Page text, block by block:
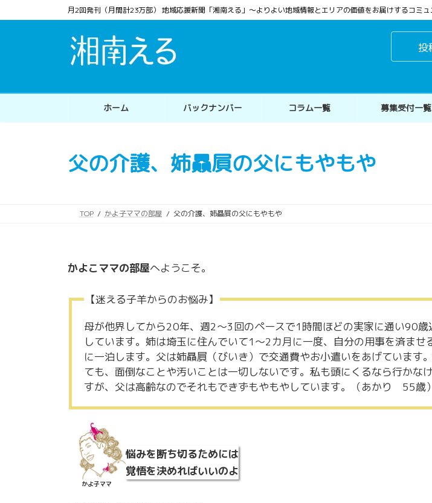
ン
ス
ビ
ン
月2回発刊（月間計23万部） 地域応援新聞「湘南える」〜よりよい地域情報とエリアの価値をお届けするコミ
投
ホーム バックナンバー コラム一覧 募集受付一覧
父の介護、姉贔屓の父にもやもや
TOP かよ子ママの部屋 父の介護、姉贔屓の父にもやもや
かよこママの部屋へようこそ。
【迷える子羊からのお悩み】
母が他界してから20年、週2～3回のペースで1時間ほどの実家に通い90歳
しています。姉は埼玉に住んでいて1～2カ月に一度、自分の用事を済ませ
に一泊します。父は姉贔屓（びいき）で交通費やお小遣いをあげています
ても、面倒なことや汚いことは一切しないです。私も頭にくるなら行かな
すが、父は高齢なのでそれもできずもやもやしています。（あかり 55歳）
かよ子ママ
悩みを断ち切るためには
覚悟を決めればいいのよ